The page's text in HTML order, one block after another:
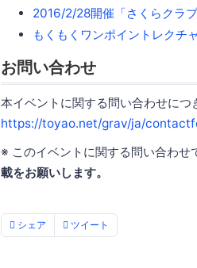
2016/2/28開催「さくらクラ
もくもくワンポイントレクチ
お問い合わせ
本イベントに関する問い合わせにつ
https://toyao.net/grav/ja/
※ このイベントに関する問い合わせ
載をお願いします。
シェア ツイート